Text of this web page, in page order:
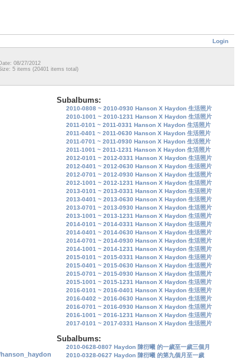
Login
08/27/2012
5 items (20401 items total)
Subalbums:
2010-0808 ~ 2010-0930 Hanson X Haydon 生活照片
2010-1001 ~ 2010-1231 Hanson X Haydon 生活照片
2011-0101 ~ 2011-0331 Hanson X Haydon 生活照片
2011-0401 ~ 2011-0630 Hanson X Haydon 生活照片
2011-0701 ~ 2011-0930 Hanson X Haydon 生活照片
2011-1001 ~ 2011-1231 Hanson X Haydon 生活照片
2012-0101 ~ 2012-0331 Hanson X Haydon 生活照片
2012-0401 ~ 2012-0630 Hanson X Haydon 生活照片
2012-0701 ~ 2012-0930 Hanson X Haydon 生活照片
2012-1001 ~ 2012-1231 Hanson X Haydon 生活照片
2013-0101 ~ 2013-0331 Hanson X Haydon 生活照片
2013-0401 ~ 2013-0630 Hanson X Haydon 生活照片
2013-0701 ~ 2013-0930 Hanson X Haydon 生活照片
2013-1001 ~ 2013-1231 Hanson X Haydon 生活照片
2014-0101 ~ 2014-0331 Hanson X Haydon 生活照片
2014-0401 ~ 2014-0630 Hanson X Haydon 生活照片
2014-0701 ~ 2014-0930 Hanson X Haydon 生活照片
2014-1001 ~ 2014-1231 Hanson X Haydon 生活照片
2015-0101 ~ 2015-0331 Hanson X Haydon 生活照片
2015-0401 ~ 2015-0630 Hanson X Haydon 生活照片
2015-0701 ~ 2015-0930 Hanson X Haydon 生活照片
2015-1001 ~ 2015-1231 Hanson X Haydon 生活照片
2016-0101 ~ 2016-0401 Hanson X Haydon 生活照片
2016-0402 ~ 2016-0630 Hanson X Haydon 生活照片
2016-0701 ~ 2016-0930 Hanson X Haydon 生活照片
2016-1001 ~ 2016-1231 Hanson X Haydon 生活照片
2017-0101 ~ 2017-0331 Hanson X Haydon 生活照片
Subalbums:
2010-0628-0807 Haydon 陳衍曦 的一歲至一歲三個月
2010-0328-0627 Haydon 陳衍曦 的第九個月至一歲